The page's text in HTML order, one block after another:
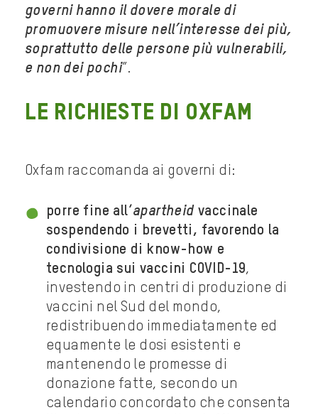
governi hanno il dovere morale di
promuovere misure nell’interesse dei più,
soprattutto delle persone più vulnerabili,
e non dei pochi”.
LE RICHIESTE DI OXFAM
Oxfam raccomanda ai governi di:
porre fine all’ apartheid vaccinale
sospendendo i brevetti, favorendo la
condivisione di know-how e
tecnologia sui vaccini COVID-19,
investendo in centri di produzione di
vaccini nel Sud del mondo,
redistribuendo immediatamente ed
equamente le dosi esistenti e
mantenendo le promesse di
donazione fatte, secondo un
calendario concordato che consenta